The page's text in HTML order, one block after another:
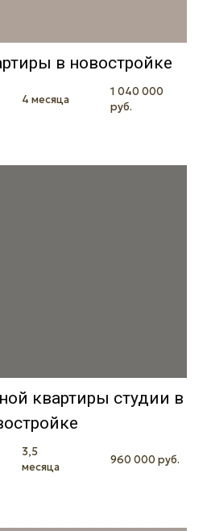
в новостройке
4 месяца
1 040 000
руб.
квартиры студии в
3,5
месяца
960 000 руб.